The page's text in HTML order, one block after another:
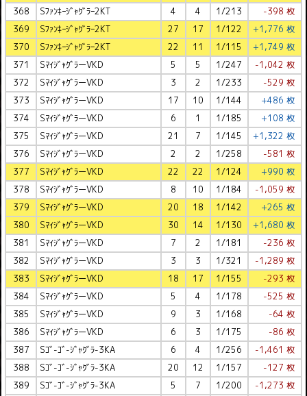
368 Sﾌｧﾝｷｰｼﾞｬｸﾞﾗｰ2KT 4 4 1/213
-398 枚
369
Sﾌｧﾝｷｰｼﾞｬｸﾞﾗｰ2KT 27 17 1/122
+1,776 枚
370
Sﾌｧﾝｷｰｼﾞｬｸﾞﾗｰ2KT 22 11 1/115
+1,749 枚
371
SﾏｲｼﾞｬｸﾞﾗーVKD 5 5 1/247
-1,042 枚
372
SﾏｲｼﾞｬｸﾞﾗーVKD 3 2 1/233
-529 枚
373
SﾏｲｼﾞｬｸﾞﾗーVKD 17 10 1/144
+486 枚
374
SﾏｲｼﾞｬｸﾞﾗーVKD 6 1 1/185
+108 枚
375
SﾏｲｼﾞｬｸﾞﾗーVKD 21 7 1/145
+1,322 枚
376
SﾏｲｼﾞｬｸﾞﾗーVKD 2 2 1/258
-581 枚
377
SﾏｲｼﾞｬｸﾞﾗーVKD 22 22 1/124
+990 枚
378
SﾏｲｼﾞｬｸﾞﾗーVKD 8 10 1/184
-1,059 枚
379
SﾏｲｼﾞｬｸﾞﾗーVKD 20 18 1/142
+265 枚
380
SﾏｲｼﾞｬｸﾞﾗーVKD 30 14 1/130
+1,680 枚
381
SﾏｲｼﾞｬｸﾞﾗーVKD 7 2 1/181
-236 枚
382
SﾏｲｼﾞｬｸﾞﾗーVKD 3 3 1/321
-1,289 枚
383
SﾏｲｼﾞｬｸﾞﾗーVKD 18 17 1/155
-293 枚
384
SﾏｲｼﾞｬｸﾞﾗーVKD 5 4 1/178
-525 枚
385
SﾏｲｼﾞｬｸﾞﾗーVKD 9 3 1/168
-64 枚
386
SﾏｲｼﾞｬｸﾞﾗーVKD 6 3 1/175
-86 枚
387
Sｺﾞ-ｺﾞ-ｼﾞｬｸﾞﾗ-3KA 6 4 1/256
-1,461 枚
388
Sｺﾞ-ｺﾞ-ｼﾞｬｸﾞﾗ-3KA 20 12 1/157
-127 枚
389
Sｺﾞ-ｺﾞ-ｼﾞｬｸﾞﾗ-3KA 5 7 1/200
-1,273 枚